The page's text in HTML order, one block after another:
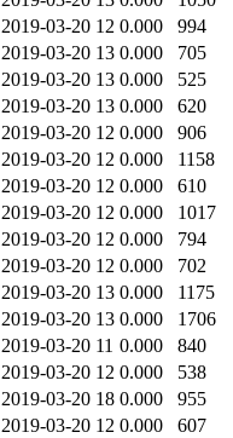
2019-03-20 12 0.000
994
2019-03-20 13 0.000
705
2019-03-20 13 0.000
525
2019-03-20 13 0.000
620
2019-03-20 12 0.000
906
2019-03-20 12 0.000
1158
2019-03-20 12 0.000
610
2019-03-20 12 0.000
1017
2019-03-20 12 0.000
794
2019-03-20 12 0.000
702
2019-03-20 13 0.000
1175
2019-03-20 13 0.000
1706
2019-03-20 11 0.000
840
2019-03-20 12 0.000
538
2019-03-20 18 0.000
955
2019-03-20 12 0.000
607